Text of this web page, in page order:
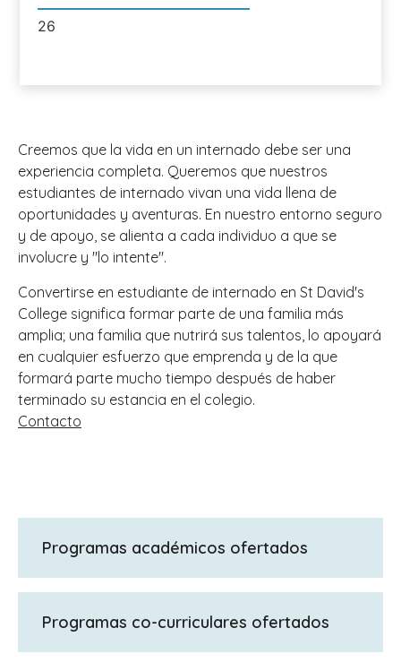
26
Creemos que la vida en un internado debe ser una
experiencia completa. Queremos que nuestros
estudiantes de internado vivan una vida llena de
oportunidades y aventuras. En nuestro entorno seguro
y de apoyo, se alienta a cada individuo a que se
involucre y "lo intente".
Convertirse en estudiante de internado en St David's
College significa formar parte de una familia más
amplia; una familia que nutrirá sus talentos, lo apoyará
en cualquier esfuerzo que emprenda y de la que
formará parte mucho tiempo después de haber
terminado su estancia en el colegio.
Contacto
Programas académicos ofertados
GCSE, A Levels, Btecs.
Nuestra prestación única de apoyo para los
Programas co-curriculares ofertados